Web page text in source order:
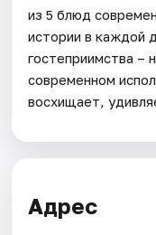
из 5 блюд
истории в каждой
гостеприимства –
современном
восхищает,
Адрес